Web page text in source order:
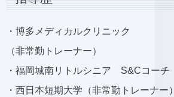
・博多メディカルクリニック
（非常勤トレーナー）
・福岡城南リトルシニア S&Cコーチ
・西日本短期大学（非常勤トレーナー）